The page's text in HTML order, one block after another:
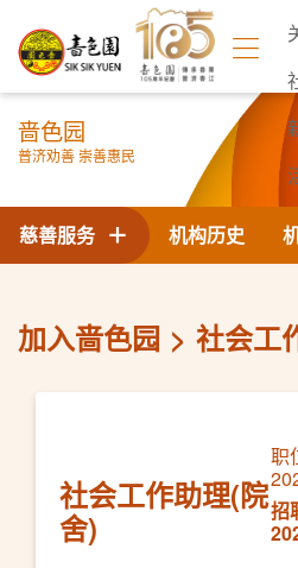
啬色园
普济劝善 崇善惠民
机构历史
慈善服务
加入啬色园 社会工
社会工作助理(院
舍)
职
招